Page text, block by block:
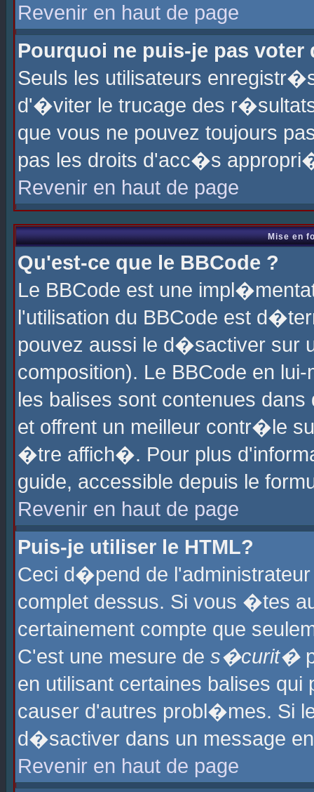
Revenir en haut de page
Pourquoi ne puis-je pas voter
Seuls les utilisateurs
d'�viter le trucage des
que vous ne pouvez toujours
pas les droits d'acc�s
Revenir en haut de page
Mise en
Qu'est-ce que le BBCode ?
Le BBCode est une
l'utilisation du BBCode est
pouvez aussi le d�sactiver sur
composition). Le BBCode en
les balises sont contenues
et offrent un meilleur contr�le
�tre affich�. Pour plus
guide, accessible depuis le
Revenir en haut de page
Puis-je utiliser le HTML?
Ceci d�pend de
complet dessus. Si vous �tes
certainement compte que
C'est une mesure de s�curit�
en utilisant certaines balises
causer d'autres probl�mes. Si
d�sactiver dans un message
Revenir en haut de page